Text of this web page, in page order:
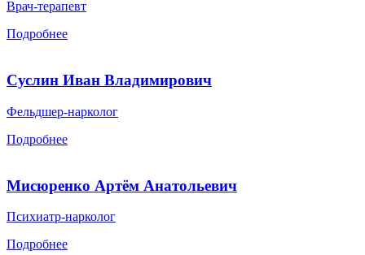
Врач-терапевт
Подробнее
Суслин Иван Владимирович
Фельдшер-нарколог
Подробнее
Мисюренко Артём Анатольевич
Психиатр-нарколог
Подробнее